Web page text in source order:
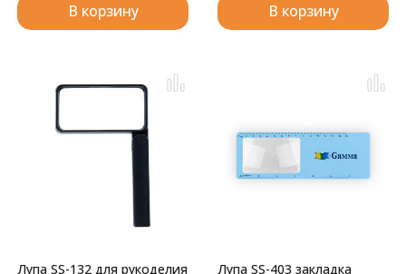
В корзину В корзину
Лупа SS-132 для рукоделия Лупа SS-403 закладка